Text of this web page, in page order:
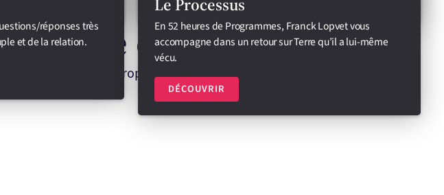
réponses très
et de la relation.
Le Processus
En 52 heures de Programmes, Franck Lopvet vous
accompagne dans un retour sur Terre qu’il a lui-même
vécu.
DÉCOUVRIR
raconte en 3 mn
? Quelle est la proposition ?